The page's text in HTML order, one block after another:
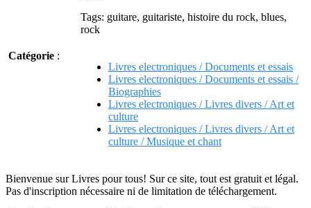
Tags: guitare, guitariste, histoire du rock, blues,
rock
Catégorie :
Livres electroniques / Documents et essais
Livres electroniques / Documents et essais /
Biographies
Livres electroniques / Livres divers / Art et
culture
Livres electroniques / Livres divers / Art et
culture / Musique et chant
Bienvenue sur Livres pour tous! Sur ce site, tout est gratuit et légal.
Pas d'inscription nécessaire ni de limitation de téléchargement.